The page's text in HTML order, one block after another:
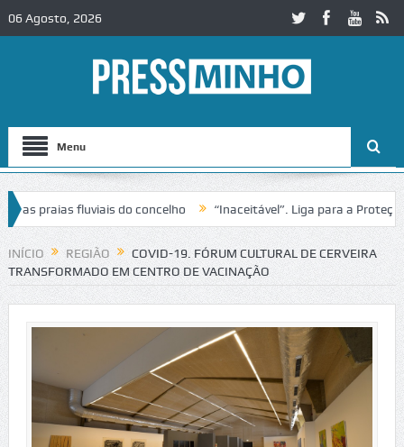
06 Agosto, 2026
Menu
fluviais do concelho “Inaceitável”. Liga para a Proteção da
INÍCIO REGIÃO
COVID-19. FÓRUM CULTURAL DE CERVEIRA
TRANSFORMADO EM CENTRO DE VACINAÇÃO